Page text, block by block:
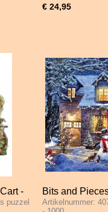
€ 24,95
-
puzzel
Bits and
1000 Stukjes
Artikelnummer: